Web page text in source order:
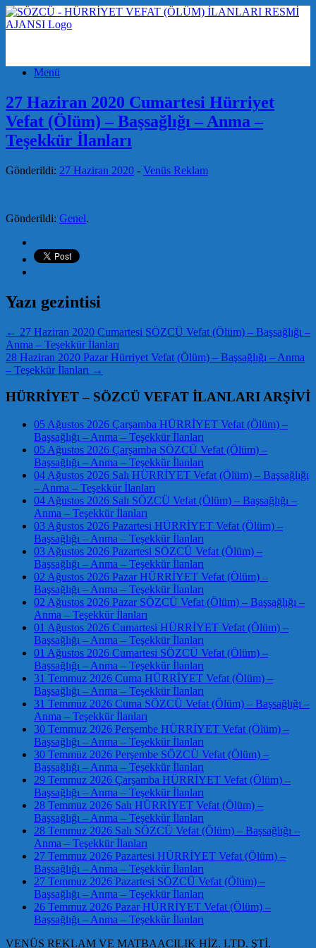
Menü
27 Haziran 2020 Cumartesi Hürriyet
Vefat (Ölüm) – Başsağlığı – Anma –
Teşekkür İlanları
Gönderildi: 27 Haziran 2020 - Venüs Reklam
Gönderildi: Genel.
Yazı gezintisi
← 27 Haziran 2020 Cumartesi SÖZCÜ Vefat (Ölüm) – Başsağlığı –
Anma – Teşekkür İlanları
28 Haziran 2020 Pazar Hürriyet Vefat (Ölüm) – Başsağlığı – Anma
– Teşekkür İlanları →
HÜRRİYET – SÖZCÜ VEFAT İLANLARI ARŞİVİ
05 Ağustos 2026 Çarşamba HÜRRİYET Vefat (Ölüm) –
Başsağlığı – Anma – Teşekkür İlanları
05 Ağustos 2026 Çarşamba SÖZCÜ Vefat (Ölüm) –
Başsağlığı – Anma – Teşekkür İlanları
04 Ağustos 2026 Salı HÜRRİYET Vefat (Ölüm) – Başsağlığı
– Anma – Teşekkür İlanları
04 Ağustos 2026 Salı SÖZCÜ Vefat (Ölüm) – Başsağlığı –
Anma – Teşekkür İlanları
03 Ağustos 2026 Pazartesi HÜRRİYET Vefat (Ölüm) –
Başsağlığı – Anma – Teşekkür İlanları
03 Ağustos 2026 Pazartesi SÖZCÜ Vefat (Ölüm) –
Başsağlığı – Anma – Teşekkür İlanları
02 Ağustos 2026 Pazar HÜRRİYET Vefat (Ölüm) –
Başsağlığı – Anma – Teşekkür İlanları
02 Ağustos 2026 Pazar SÖZCÜ Vefat (Ölüm) – Başsağlığı –
Anma – Teşekkür İlanları
01 Ağustos 2026 Cumartesi HÜRRİYET Vefat (Ölüm) –
Başsağlığı – Anma – Teşekkür İlanları
01 Ağustos 2026 Cumartesi SÖZCÜ Vefat (Ölüm) –
Başsağlığı – Anma – Teşekkür İlanları
31 Temmuz 2026 Cuma HÜRRİYET Vefat (Ölüm) –
Başsağlığı – Anma – Teşekkür İlanları
31 Temmuz 2026 Cuma SÖZCÜ Vefat (Ölüm) – Başsağlığı –
Anma – Teşekkür İlanları
30 Temmuz 2026 Perşembe HÜRRİYET Vefat (Ölüm) –
Başsağlığı – Anma – Teşekkür İlanları
30 Temmuz 2026 Perşembe SÖZCÜ Vefat (Ölüm) –
Başsağlığı – Anma – Teşekkür İlanları
29 Temmuz 2026 Çarşamba HÜRRİYET Vefat (Ölüm) –
Başsağlığı – Anma – Teşekkür İlanları
28 Temmuz 2026 Salı HÜRRİYET Vefat (Ölüm) –
Başsağlığı – Anma – Teşekkür İlanları
28 Temmuz 2026 Salı SÖZCÜ Vefat (Ölüm) – Başsağlığı –
Anma – Teşekkür İlanları
27 Temmuz 2026 Pazartesi HÜRRİYET Vefat (Ölüm) –
Başsağlığı – Anma – Teşekkür İlanları
27 Temmuz 2026 Pazartesi SÖZCÜ Vefat (Ölüm) –
Başsağlığı – Anma – Teşekkür İlanları
26 Temmuz 2026 Pazar HÜRRİYET Vefat (Ölüm) –
Başsağlığı – Anma – Teşekkür İlanları
VENÜS REKLAM VE MATBAACILIK HİZ. LTD. ŞTİ.